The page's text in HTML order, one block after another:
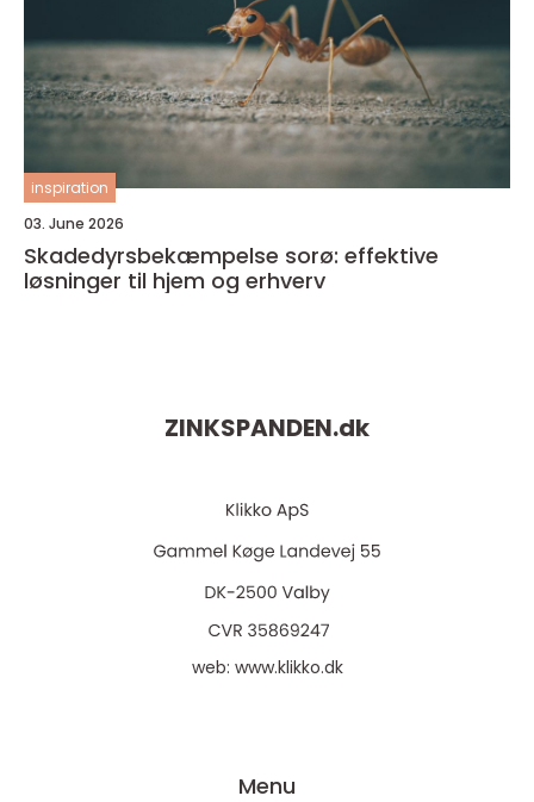
inspiration
03. June 2026
Skadedyrsbekæmpelse sorø: effektive
løsninger til hjem og erhverv
ZINKSPANDEN.dk
web: www.klikko.dk
Menu